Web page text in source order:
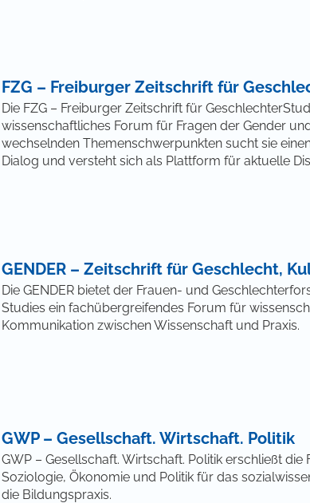
FZG – Freiburger Zeitschrift für
Die FZG – Freiburger Zeitschrift für
wissenschaftliches Forum für Fragen der Gender
wechselnden Themenschwerpunkten sucht sie
Dialog und versteht sich als Plattform für aktuelle
GENDER – Zeitschrift für Geschlecht,
Die GENDER bietet der Frauen- und
Studies ein fachübergreifendes Forum für
Kommunikation zwischen Wissenschaft und Praxis.
GWP – Gesellschaft. Wirtschaft. Politik
GWP – Gesellschaft. Wirtschaft. Politik erschließt die
Soziologie, Ökonomie und Politik für das
die Bildungspraxis.